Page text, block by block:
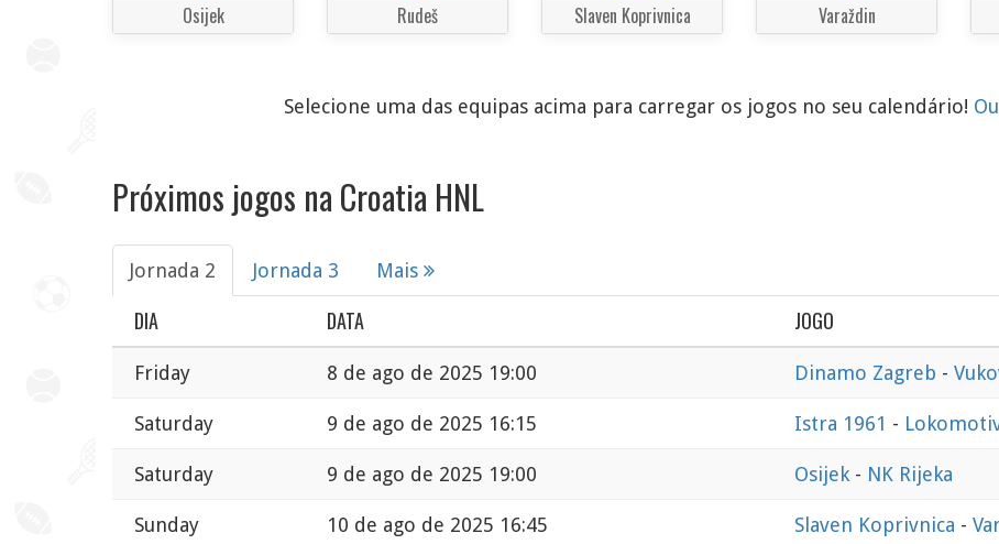
Osijek Rudeš Slaven Koprivnica Varaždin
Selecione uma das equipas acima para carregar os jogos no seu calendário!
Próximos jogos na Croatia HNL
Jornada 2 Jornada 3 Mais
DIA DATA JOGO
Friday 8 de ago de 2025 19:00 Dinamo Zagreb -
Saturday 9 de ago de 2025 16:15 Istra 1961 -
Saturday 9 de ago de 2025 19:00 Osijek - NK Rijeka
Sunday 10 de ago de 2025 16:45 Slaven Koprivnica -